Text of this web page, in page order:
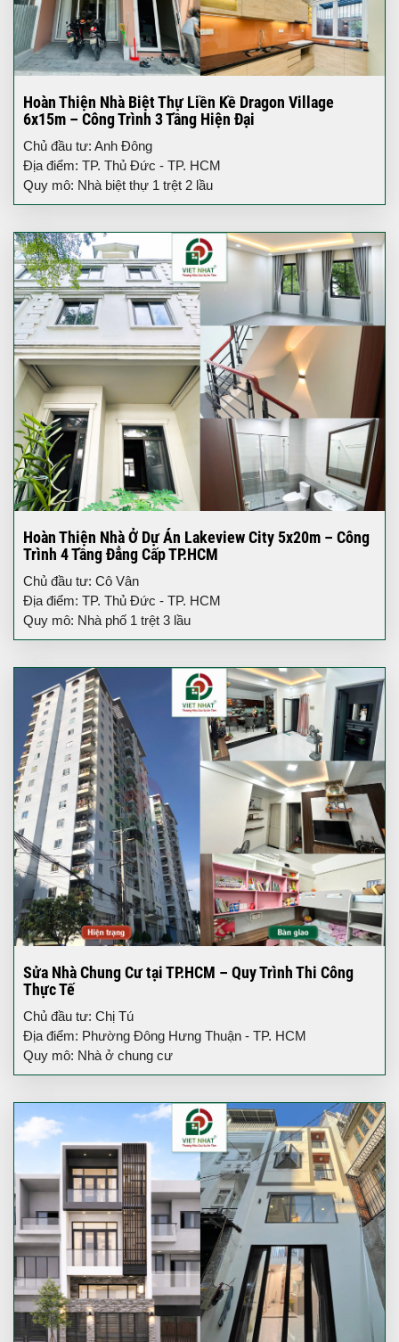
Hoàn Thiện Nhà Biệt Thự Liền Kề Dragon Village
6x15m – Công Trình 3 Tầng Hiện Đại
Chủ đầu tư: Anh Đông
Địa điểm: TP. Thủ Đức - TP. HCM
Quy mô: Nhà biệt thự 1 trệt 2 lầu
Hoàn Thiện Nhà Ở Dự Án Lakeview City 5x20m – Công
Trình 4 Tầng Đẳng Cấp TP.HCM
Chủ đầu tư: Cô Vân
Địa điểm: TP. Thủ Đức - TP. HCM
Quy mô: Nhà phố 1 trệt 3 lầu
Sửa Nhà Chung Cư tại TP.HCM – Quy Trình Thi Công
Thực Tế
Chủ đầu tư: Chị Tú
Địa điểm: Phường Đông Hưng Thuận - TP. HCM
Quy mô: Nhà ở chung cư